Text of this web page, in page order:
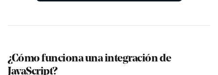
¿Cómo funciona una integración de
JavaScript?